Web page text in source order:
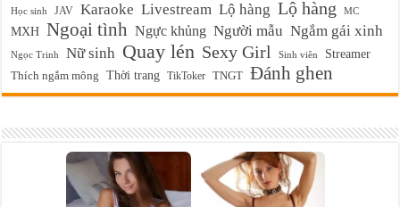
Học sinh
JAV Karaoke Livestream Lộ hàng Lộ hàng MC
MXH Ngoại tình Ngực khủng Người mẫu Ngắm gái xinh
Ngọc Trinh Nữ sinh Quay lén Sexy Girl Sinh viên Streamer
Thích ngắm mông Thời trang TikToker TNGT Đánh ghen